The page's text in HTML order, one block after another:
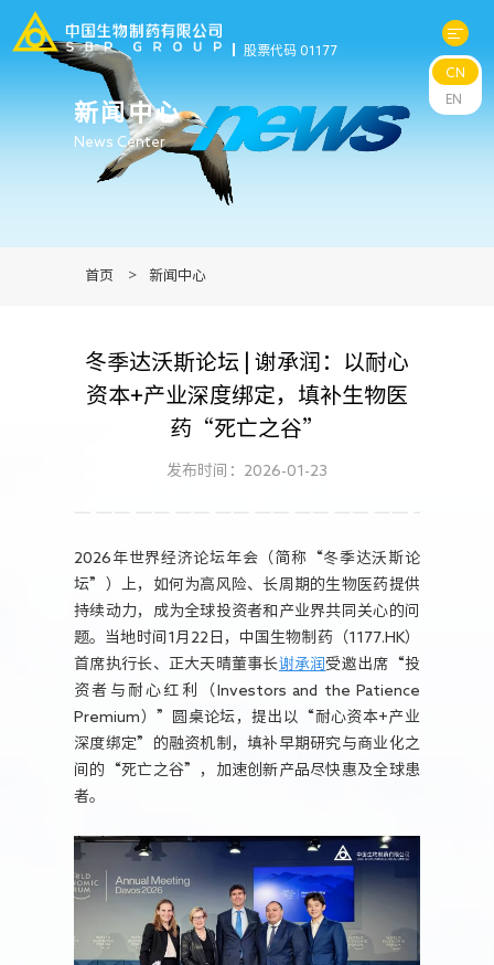
股票代码 01177
可持续发展
CN
EN
新闻中心
News Center
首页 > 新闻中心
冬季达沃斯论坛 | 谢承润：以耐心
资本+产业深度绑定，填补生物医
药“死亡之谷”
发布时间：2026-01-23
2026年世界经济论坛年会（简称“冬季达沃斯论
坛”）上，如何为高风险、长周期的生物医药提供
持续动力，成为全球投资者和产业界共同关心的问
题。当地时间1月22日，中国生物制药（1177.HK）
首席执行长、正大天晴董事长谢承润 受邀出席“投
资者与耐心红利（Investors and the Patience
Premium）”圆桌论坛，提出以“耐心资本+产业
深度绑定”的融资机制，填补早期研究与商业化之
间的“死亡之谷”，加速创新产品尽快惠及全球患
者。